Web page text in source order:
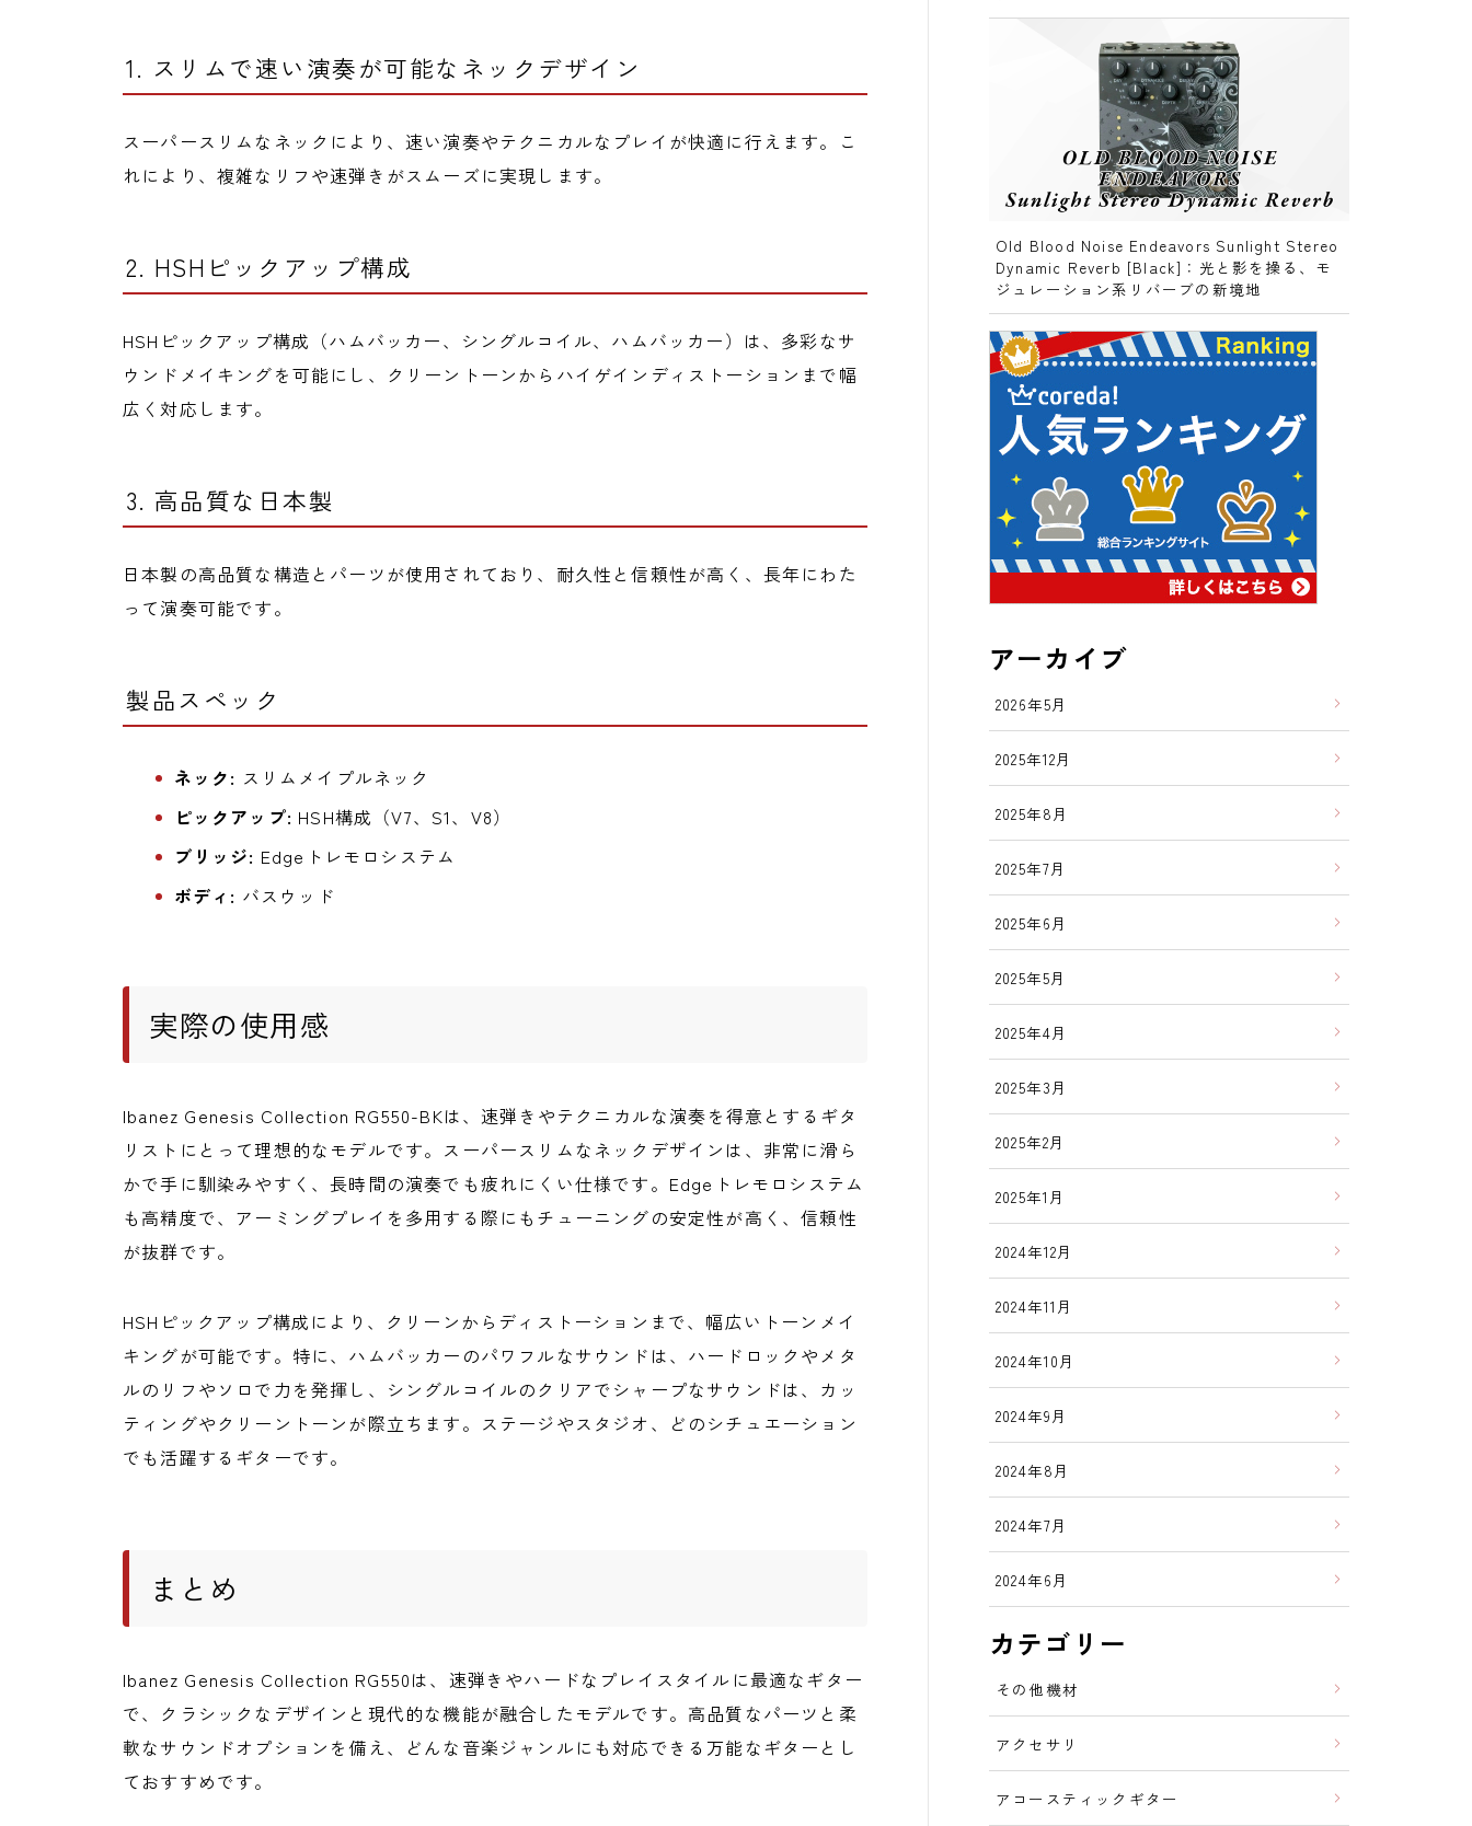
1. スリムで速い演奏が可能なネックデザイン
スーパースリムなネックにより、速い演奏やテクニカルなプレイが快適に行えます。こ
れにより、複雑なリフや速弾きがスムーズに実現します。
2. HSHピックアップ構成
HSHピックアップ構成（ハムバッカー、シングルコイル、ハムバッカー）は、多彩なサ
ウンドメイキングを可能にし、クリーントーンからハイゲインディストーションまで幅
広く対応します。
3. 高品質な日本製
日本製の高品質な構造とパーツが使用されており、耐久性と信頼性が高く、長年にわた
って演奏可能です。
製品スペック
ネック: スリムメイプルネック
ピックアップ: HSH構成（V7、S1、V8）
ブリッジ: Edgeトレモロシステム
ボディ: バスウッド
実際の使用感
Ibanez Genesis Collection RG550-BKは、速弾きやテクニカルな演奏を得意とするギタ
リストにとって理想的なモデルです。スーパースリムなネックデザインは、非常に滑ら
かで手に馴染みやすく、長時間の演奏でも疲れにくい仕様です。Edgeトレモロシステム
も高精度で、アーミングプレイを多用する際にもチューニングの安定性が高く、信頼性
が抜群です。
HSHピックアップ構成により、クリーンからディストーションまで、幅広いトーンメイ
キングが可能です。特に、ハムバッカーのパワフルなサウンドは、ハードロックやメタ
ルのリフやソロで力を発揮し、シングルコイルのクリアでシャープなサウンドは、カッ
ティングやクリーントーンが際立ちます。ステージやスタジオ、どのシチュエーション
でも活躍するギターです。
まとめ
Ibanez Genesis Collection RG550は、速弾きやハードなプレイスタイルに最適なギター
で、クラシックなデザインと現代的な機能が融合したモデルです。高品質なパーツと柔
軟なサウンドオプションを備え、どんな音楽ジャンルにも対応できる万能なギターとし
ておすすめです。
Old Blood Noise Endeavors Sunlight Stereo
Dynamic Reverb [Black]：光と影を操る、モ
ジュレーション系リバーブの新境地
アーカイブ
2026年5月
2025年12月
2025年8月
2025年7月
2025年6月
2025年5月
2025年4月
2025年3月
2025年2月
2025年1月
2024年12月
2024年11月
2024年10月
2024年9月
2024年8月
2024年7月
2024年6月
カテゴリー
その他機材
アクセサリ
アコースティックギター